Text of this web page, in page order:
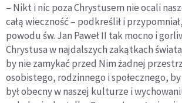
– Nikt i nic poza Chrystusem nie ocali
całą wieczność – podkreślił i
powodu św. Jan Paweł II tak mocno i
Chrystusa w najdalszych zakątkach
by nie zamykać przed Nim żadnej
osobistego, rodzinnego i społecznego,
był obecny w naszej kulturze i